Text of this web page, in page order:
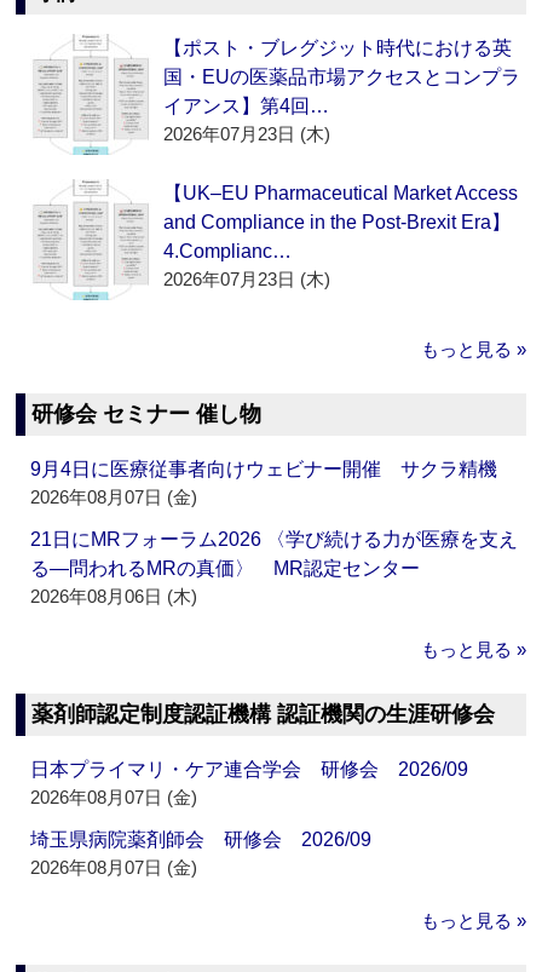
【ポスト・ブレグジット時代における英
国・EUの医薬品市場アクセスとコンプラ
イアンス】第4回…
2026年07月23日 (木)
【UK–EU Pharmaceutical Market Access
and Compliance in the Post-Brexit Era】
4.Complianc…
2026年07月23日 (木)
もっと見る »
研修会 セミナー 催し物
9月4日に医療従事者向けウェビナー開催 サクラ精機
2026年08月07日 (金)
21日にMRフォーラム2026 〈学び続ける力が医療を支え
る―問われるMRの真価〉 MR認定センター
2026年08月06日 (木)
もっと見る »
薬剤師認定制度認証機構 認証機関の生涯研修会
日本プライマリ・ケア連合学会 研修会 2026/09
2026年08月07日 (金)
埼玉県病院薬剤師会 研修会 2026/09
2026年08月07日 (金)
もっと見る »